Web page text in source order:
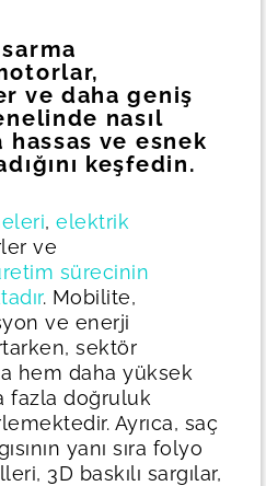
ve daha geniş
nasıl
hassas ve esnek
keşfedin.
, elektrik
ve
sürecinin
. Mobilite,
ve enerji
sektör
hem daha yüksek
fazla doğruluk
Ayrıca, saç
yanı sıra folyo
3D baskılı sargılar,